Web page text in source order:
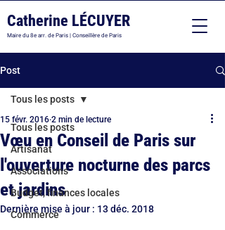
Catherine LÉCUYER
Maire du 8e arr. de Paris | Conseillère de Paris
Post
Tous les posts
Artisanat
Associations
Budget, finances locales
Commerce
Tous les posts
Vœu en Conseil de Paris sur
l'ouverture nocturne des parcs
et jardins
15 févr. 2016 2 min de lecture
Dernière mise à jour : 13 déc. 2018